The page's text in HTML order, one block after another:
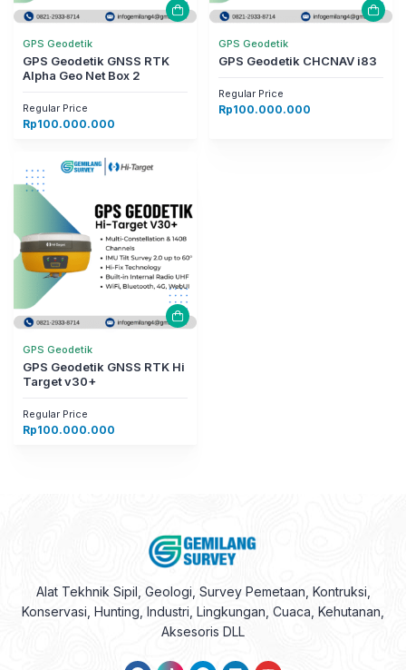
GPS Geodetik
GPS Geodetik GNSS RTK
Alpha Geo Net Box 2
Regular Price
Rp100.000.000
GPS Geodetik
GPS Geodetik CHCNAV i83
Regular Price
Rp100.000.000
GPS Geodetik
GPS Geodetik GNSS RTK Hi
Target v30+
Regular Price
Rp100.000.000
Alat Tekhnik Sipil, Geologi, Survey Pemetaan, Kontruksi,
Konservasi, Hunting, Industri, Lingkungan, Cuaca, Kehutanan,
Aksesoris DLL